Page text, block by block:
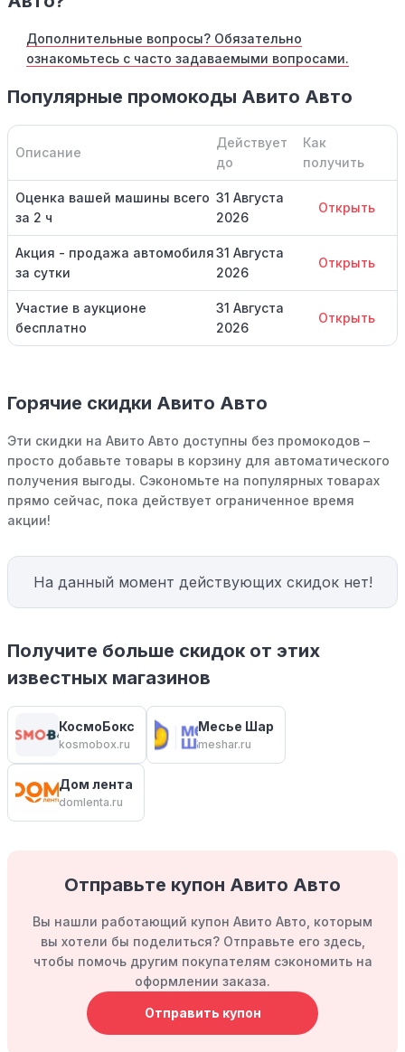
Дополнительные вопросы? Обязательно
ознакомьтесь с часто задаваемыми вопросами.
Популярные промокоды Авито Авто
Описание
Действует
до
Как
получить
Оценка вашей машины всего
за 2 ч
31 Августа
2026
Открыть
Акция - продажа автомобиля
за сутки
31 Августа
2026
Открыть
Участие в аукционе
бесплатно
31 Августа
2026
Открыть
Горячие скидки Авито Авто
Эти скидки на Авито Авто доступны без промокодов –
просто добавьте товары в корзину для автоматического
получения выгоды. Сэкономьте на популярных товарах
прямо сейчас, пока действует ограниченное время
акции!
На данный момент действующих скидок нет!
Получите больше скидок от этих
известных магазинов
КосмоБокс
kosmobox.ru
Месье Шар
meshar.ru
Дом лента
domlenta.ru
Отправьте купон Авито Авто
Вы нашли работающий купон Авито Авто, которым
вы хотели бы поделиться? Отправьте его здесь,
чтобы помочь другим покупателям сэкономить на
оформлении заказа.
Отправить купон